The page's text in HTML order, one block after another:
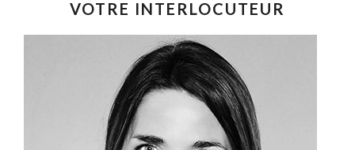
VOTRE INTERLOCUTEUR